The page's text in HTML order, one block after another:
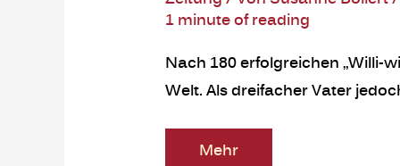
1 minute of reading
Nach 180 erfolgreichen „Willi-
Welt. Als dreifacher Vater
Mehr